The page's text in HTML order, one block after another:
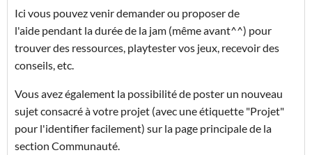
Ici vous pouvez venir demander ou proposer de
l'aide pendant la durée de la jam (même avant^^) pour
trouver des ressources, playtester vos jeux, recevoir des
conseils, etc.
Vous avez également la possibilité de poster un nouveau
sujet consacré à votre projet (avec une étiquette "Projet"
pour l'identifier facilement) sur la page principale de la
section Communauté.